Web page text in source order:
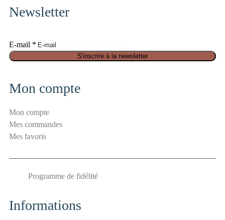
Newsletter
S
é
r
t
é
a
s
E-mail *
S'inscrire à la newsletter
Mon compte
Mon compte
Mes commandes
Mes favoris
Programme de fidélité
Informations